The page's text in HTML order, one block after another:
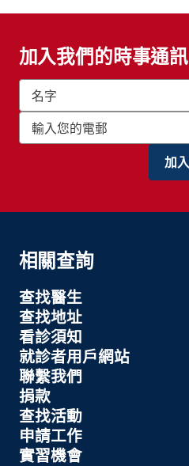
加入我們的時事通訊
相關查詢
查找醫生
查找地址
看診須知
就診者用戶網站
聯繫我們
捐款
查找活動
申請工作
實習機會